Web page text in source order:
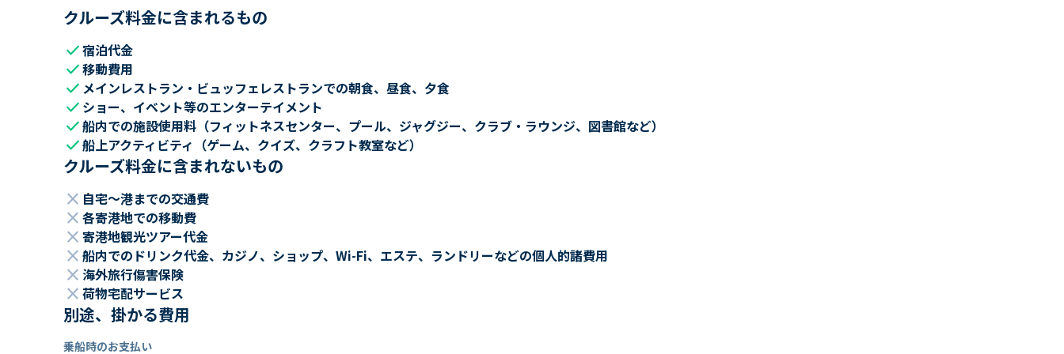
クルーズ料金に含まれるもの
check宿泊代金
check移動費用
check メインレストラン・ビュッフェレストランでの朝食、昼食、夕食
check ショー、イベント等のエンターテイメント
check船内での施設使用料（フィットネスセンター、プール、ジャグジー、クラブ・ラウンジ、図書館など）
check船上アクティビティ（ゲーム、クイズ、クラフト教室など）
クルーズ料金に含まれないもの
close 自宅～港までの交通費
close 各寄港地での移動費
close 寄港地観光ツアー代金
close 船内でのドリンク代金、カジノ、ショップ、Wi-Fi、エステ、ランドリーなどの個人的諸費用
close 海外旅行傷害保険
close 荷物宅配サービス
別途、掛かる費用
乗船時のお支払い